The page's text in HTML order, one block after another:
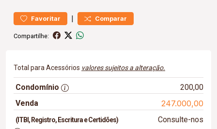
Favoritar | Comparar
Compartilhe:
Total para Acessórios valores sujeitos a alteração.
Condomínio
200,00
Venda
247.000,00
(ITBI, Registro, Escritura e Certidões) Consulte-nos